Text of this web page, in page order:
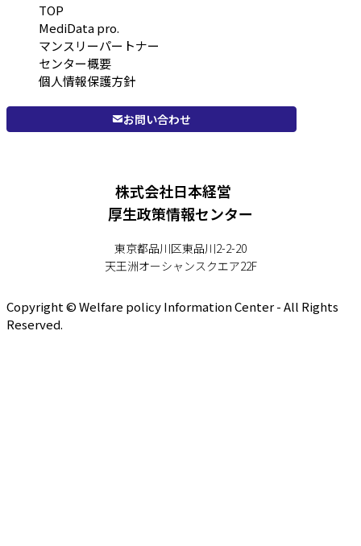
TOP
MediData pro.
マンスリーパートナー
センター概要
個人情報保護方針
お問い合わせ
株式会社日本経営
厚生政策情報センター
東京都品川区東品川2-2-20
天王洲オーシャンスクエア22F
Copyright © Welfare policy Information Center - All Rights
Reserved.